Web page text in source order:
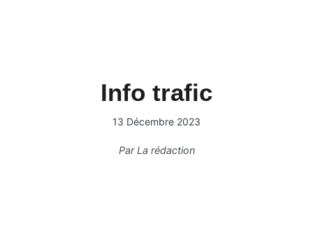
Info trafic
13 Décembre 2023
ParLa rédaction